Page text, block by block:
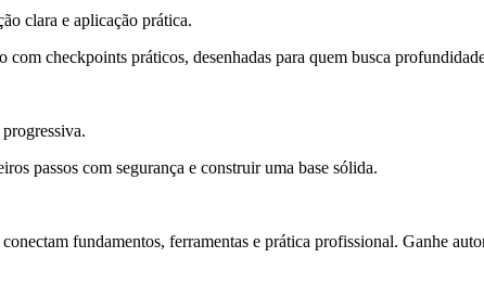
clara e aplicação prática.
com checkpoints práticos, desenhadas para quem busca
passos com segurança e construir uma base sólida.
fundamentos, ferramentas e prática profissional. Ganhe